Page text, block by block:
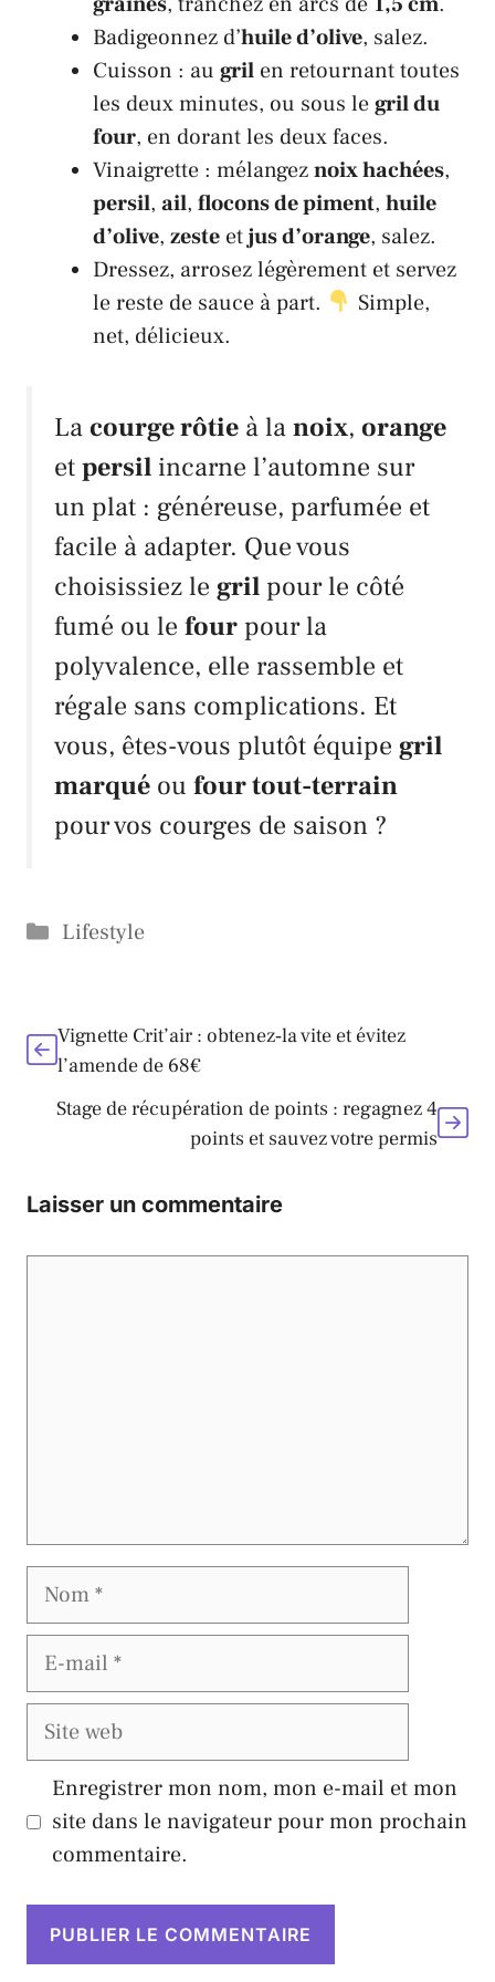
Badigeonnez d’huile d’olive, salez.
Cuisson : au gril en retournant toutes
les deux minutes, ou sous legril du
four, en dorant les deux faces.
Vinaigrette : mélangeznoix hachées,
persil, ail, flocons de piment, huile
d’olive, zeste etjus d’orange, salez.
Dressez, arrosez légèrement et servez
le reste de sauce à part.
Simple,
net, délicieux.
Lacourge rôtie à lanoix, orange
etpersilincarne l’automne sur
un plat : généreuse, parfumée et
facile à adapter. Que vous
choisissiez le gril pour le côté
fumé ou le four pour la
polyvalence, elle rassemble et
régale sans complications. Et
vous, êtes-vous plutôt équipe gril
marqué ou four tout-terrain
pour vos courges de saison ?
Catégories
Lifestyle
Vignette Crit’air : obtenez‑la vite et évitez
l’amende de 68€
Stage de récupération de points : regagnez 4
points et sauvez votre permis
Laisser un commentaire
Nom
E-
Site
Enregistrer mon nom, mon e-mail et mon
site dans le navigateur pour mon prochain
commentaire.